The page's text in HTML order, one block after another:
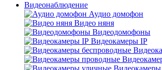
Видеонаблюдение
Аудио домофон
Видео няня
Видеодомофоны
Видеокамеры IP